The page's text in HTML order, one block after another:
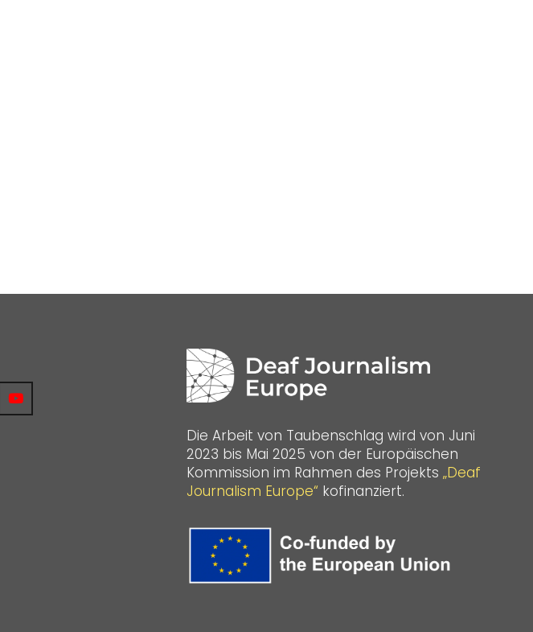
Die Arbeit von Taubenschlag wird von Juni
2023 bis Mai 2025 von der Europäischen
Kommission im Rahmen des Projekts „Deaf
Journalism Europe“ kofinanziert.